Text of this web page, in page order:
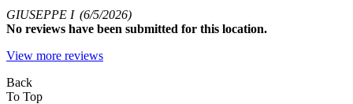
GIUSEPPE I (6/5/2026)
No reviews have been submitted for this location.
View more reviews
Back
To Top